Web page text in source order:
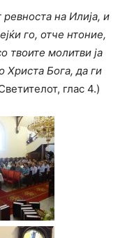
ревноста на Илија, и
го, отче нтоние,
твоите молитви ја
Христа Бога, да ги
глас 4.)